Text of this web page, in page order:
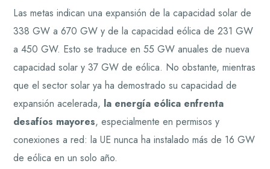
Las metas indican una expansión de la capacidad solar de
338 GW a 670 GW y de la capacidad eólica de 231 GW
a 450 GW. Esto se traduce en 55 GW anuales de nueva
capacidad solar y 37 GW de eólica. No obstante, mientras
que el sector solar ya ha demostrado su capacidad de
expansión acelerada, la energía eólica enfrenta
desafíos mayores, especialmente en permisos y
conexiones a red: la UE nunca ha instalado más de 16 GW
de eólica en un solo año.